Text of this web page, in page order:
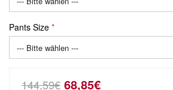
Pants Size
144,59€ 68,85€